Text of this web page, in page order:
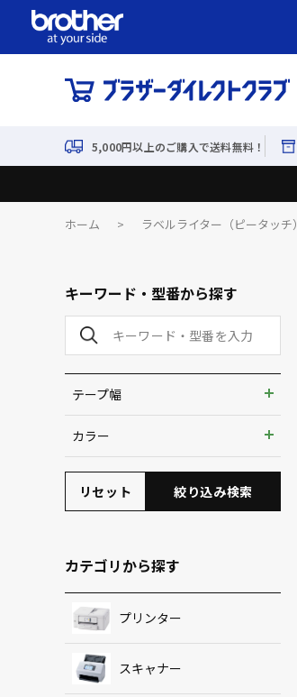
5,000円以上のご購入で送料無料！
ホーム > ラベルライター（ピータッチ）
キーワード・型番から探す
テープ幅
6mm
9mm
カラー
リセット 絞り込み検索
カテゴリから探す
プリンター
スキャナー